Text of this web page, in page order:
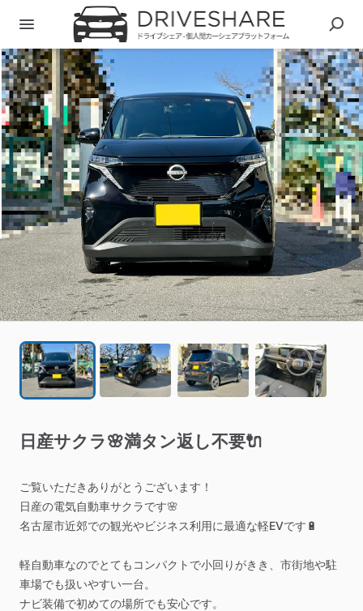
日産サクラ🌸満タン返し不要🔌
ご覧いただきありがとうございます！
日産の電気自動車サクラです🌸
名古屋市近郊での観光やビジネス利用に最適な軽EVです🔋
軽自動車なのでとてもコンパクトで小回りがきき、市街地や駐
車場でも扱いやすい一台。
ナビ装備で初めての場所でも安心です。